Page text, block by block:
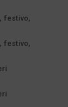
festivo,
festivo,